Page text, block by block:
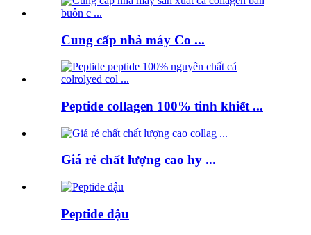
Cung cấp nhà máy Co ...
Peptide collagen 100% tinh khiết ...
Giá rẻ chất lượng cao hy ...
Peptide đậu